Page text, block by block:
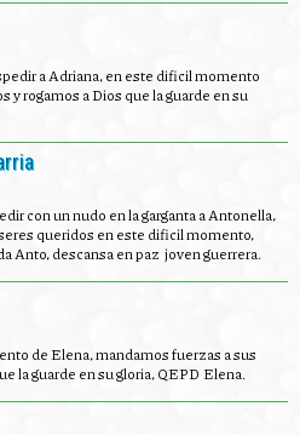
a Adriana, en este dificil momento
y rogamos a Dios que la guarde en su
con un nudo en la garganta a Antonella,
queridos en este dificil momento,
Anto, descansa en paz joven guerrera.
de Elena, mandamos fuerzas a sus
la guarde en su gloria, QEPD Elena.